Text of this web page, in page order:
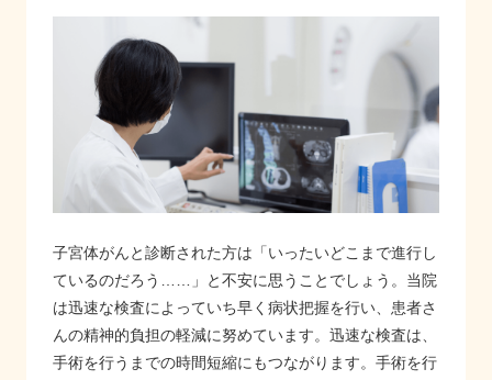
子宮体がんと診断された方は「いったいどこまで進行し
ているのだろう……」と不安に思うことでしょう。当院
は迅速な検査によっていち早く病状把握を行い、患者さ
んの精神的負担の軽減に努めています。迅速な検査は、
手術を行うまでの時間短縮にもつながります。手術を行